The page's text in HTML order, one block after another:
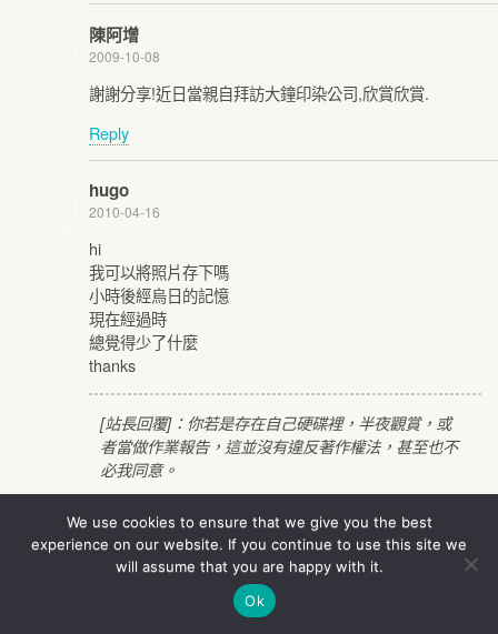
陳阿增
2009-10-08
謝謝分享!近日當親自拜訪大鐘印染公司,欣賞欣賞.
Reply
hugo
2010-04-16
hi
我可以將照片存下嗎
小時後經烏日的記憶
現在經過時
總覺得少了什麼
thanks
[站長回覆]：你若是存在自己硬碟裡，半夜觀賞，或
者當做作業報告，這並沒有違反著作權法，甚至也不
必我同意。
拷貝）時，只要加註一下本站網址，或本文網址即
可。
還好這座壁畫並沒有消失，
機會還是可以去延續小時記憶的，在高鐵桃園站附
We use cookies to ensure that we give you the best
experience on our website. If you continue to use this site we
will assume that you are happy with it.
Ok